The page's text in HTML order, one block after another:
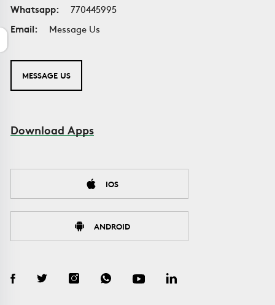
Whatsapp:
770445995
Email:
Message Us
MESSAGE US
Download Apps
IOS
ANDROID